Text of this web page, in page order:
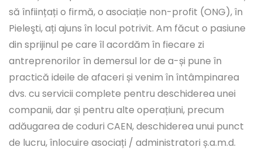
să înființați o firmă, o asociație non-profit (ONG), în
Pieleşti, ați ajuns în locul potrivit. Am făcut o pasiune
din sprijinul pe care îl acordăm în fiecare zi
antreprenorilor în demersul lor de a-și pune în
practică ideile de afaceri și venim în întâmpinarea
dvs. cu servicii complete pentru deschiderea unei
companii, dar și pentru alte operațiuni, precum
adăugarea de coduri CAEN, deschiderea unui punct
de lucru, înlocuire asociați / administratori ș.a.m.d.